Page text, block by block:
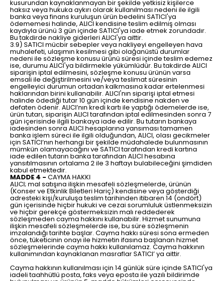
kusurundan kaynaklanmayan bir şekilde yetkisiz kişilerce
haksız veya hukuka aykırı olarak kullanılması nedeni ile ilgili
banka veya finans kuruluşun ürün bedelini SATICI'ya
ödememesi halinde, ALICI kendisine teslim edilmiş olması
kaydıyla ürünü 3 gün içinde SATICI'ya iade etmek zorundadır.
Bu takdirde nakliye giderleri ALICI'ya aittir.
3.9) SATICI mücbir sebepler veya nakliyeyi engelleyen hava
muhalefeti, ulaşımın kesilmesi gibi olağanüstü durumlar
nedeni ile sözleşme konusu ürünü süresi içinde teslim edemez
ise, durumu ALICI'ya bildirmekle yükümlüdür. Bu takdirde ALICI
siparişin iptal edilmesini, sözleşme konusu ürünün varsa
emsali ile değiştirilmesini ve/veya teslimat süresinin
engelleyici durumun ortadan kalkmasına kadar ertelenmesi
haklarından birini kullanabilir. ALICI'nın siparişi iptal etmesi
halinde ödediği tutar 10 gün içinde kendisine nakden ve
defaten ödenir. ALICI’nın kredi kartı ile yaptığı ödemelerde ise,
ürün tutarı, siparişin ALICI tarafından iptal edilmesinden sonra 7
gün içerisinde ilgili bankaya iade edilir. Bu tutarın bankaya
iadesinden sonra ALICI hesaplarına yansıması tamamen
banka işlem süreci ile ilgili olduğundan, ALICI, olası gecikmeler
için SATICI’nın herhangi bir şekilde müdahalede bulunmasının
mümkün olamayacağını ve SATICI tarafından kredi kartına
iade edilen tutarın banka tarafından ALICI hesabına
yansıtılmasının ortalama 2 ile 3 haftayı bulabileceğini şimdiden
kabul etmektedir.
MADDE 4 - CAYMA HAKKI
ALICI; mal satışına ilişkin mesafeli sözleşmelerde, ürünün
(Konser ve Etkinlik Biletleri Hariç) kendisine veya gösterdiği
adresteki kişi/kuruluşa teslim tarihinden itibaren 14 (ondört)
gün içerisinde hiçbir hukuki ve cezai sorumluluk üstlenmeksizin
ve hiçbir gerekçe göstermeksizin malı reddederek
sözleşmeden cayma hakkını kullanabilir. Hizmet sunumuna
ilişkin mesafeli sözleşmelerde ise, bu süre sözleşmenin
imzalandığı tarihte başlar. Cayma hakkı süresi sona ermeden
önce, tüketicinin onayı ile hizmetin ifasına başlanan hizmet
sözleşmelerinde cayma hakkı kullanılamaz. Cayma hakkının
kullanımından kaynaklanan masraflar SATICI’ ya aittir.
Cayma hakkının kullanılması için 14 günlük süre içinde SATICI'ya
iadeli taahhütlü posta, faks veya eposta ile yazılı bildirimde